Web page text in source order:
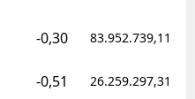
-0,30 83.952.739,11
-0,51 26.259.297,31